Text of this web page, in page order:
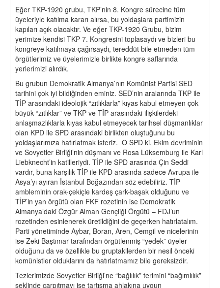
Eğer TKP-1920 grubu, TKP’nin 8. Kongre sürecine tüm
üyeleriyle katılma kararı alırsa, bu yoldaşlara partimizin
kapıları açık olacaktır. Ve eğer TKP-1920 Grubu, bizim
yerimize kendisi TKP 7. Kongresini toplasaydı ve bizleri bu
kongreye katılmaya çağırsaydı, tereddüt bile etmeden tüm
örgütlerimiz ve üyelerimizle birlikte kongre saflarında
yerlerimizi alırdık.
Bu grubun Demokratik Almanya’nın Komünist Partisi SED
tarihini çok iyi bildiğinden eminiz. SED’nin aralarında TKP ile
TİP arasındaki ideolojik “zıtlıklarla” kıyas kabul etmeyen çok
büyük “zıtlıklar” ve TKP ve TİP arasındaki ilişkilerdeki
anlaşmazlıklarla kıyas kabul etmeyecek tarihsel düşmanlıklar
olan KPD ile SPD arasındaki birlikten oluştuğunu bu
yoldaşlarımıza hatırlatmak isteriz. O SPD ki, Ekim devriminin
ve Sovyetler Birliği’nin düşmanı ve Rosa Lüksemburg ile Karl
Liebknecht’in katilleriydi. TİP ile SPD arasında Çin Seddi
vardır, buna karşılık TİP ile KPD arasında sadece Avrupa ile
Asya’yı ayıran İstanbul Boğazından söz edebiliriz. TİP
ambleminin orak-çekiçle kardeş çark-başak olduğunu ve
TİP’in yan örgütü olan FKF rozetinin ise Demokratik
Almanya’daki Özgür Alman Gençliği Örgütü – FDJ’un
rozetinden esinlenerek üretildiğini de geçerken hatırlatalım.
Parti yönetiminde Aybar, Boran, Aren, Cemgil ve nicelerinin
ise Zeki Baştımar tarafından örgütlenmiş “yedek” üyeler
olduğunu da ve özellikle bu gruptakilerden bir nesil önceki
komünistler olduklarını da hatırlatmamız bile gereksizdir.
Tezlerimizde Sovyetler Birliği’ne “bağlılık” terimini “bağımlılık”
şeklinde çarpıtmayı ise tartışma ahlakına uygun